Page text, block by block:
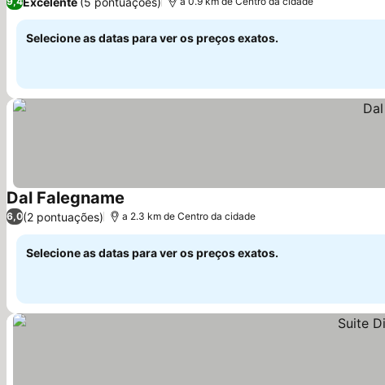
Selecione as datas para ver os preços exatos.
Dal Falegname
6,0(2 pontuações) a 2.3 km de Centro da cidade
Selecione as datas para ver os preços exatos.